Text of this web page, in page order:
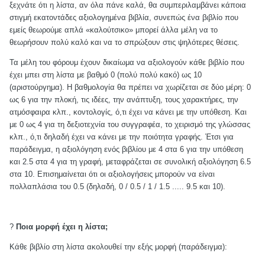
ξεχνάτε ότι η λίστα, αν όλα πάνε καλά, θα συμπεριλαμβάνει κάποια
στιγμή εκατοντάδες αξιολογημένα βιβλία, συνεπώς ένα βιβλίο που
εμείς θεωρούμε απλά «καλούτσικο» μπορεί άλλα μέλη να το
θεωρήσουν πολύ καλό και να το σπρώξουν στις ψηλότερες θέσεις.
Τα μέλη του φόρουμ έχουν δικαίωμα να αξιολογούν κάθε βιβλίο που
έχει μπει στη λίστα με βαθμό 0 (πολύ πολύ κακό) ως 10
(αριστούργημα). Η βαθμολογία θα πρέπει να χωρίζεται σε δύο μέρη: 0
ως 6 για την πλοκή, τις ιδέες, την ανάπτυξη, τους χαρακτήρες, την
ατμόσφαιρα κλπ., κοντολογίς, ό,τι έχει να κάνει με την υπόθεση. Και
με 0 ως 4 για τη δεξιοτεχνία του συγγραφέα, το χειρισμό της γλώσσας
κλπ., ό,τι δηλαδή έχει να κάνει με την ποιότητα γραφής. Έτσι για
παράδειγμα, η αξιολόγηση ενός βιβλίου με 4 στα 6 για την υπόθεση
και 2.5 στα 4 για τη γραφή, μεταφράζεται σε συνολική αξιολόγηση 6.5
στα 10. Επισημαίνεται ότι οι αξιολογήσεις μπορούν να είναι
πολλαπλάσια του 0.5 (δηλαδή, 0 / 0.5 / 1 / 1.5 ..... 9.5 και 10).
? Ποια μορφή έχει η λίστα;
Κάθε βιβλίο στη λίστα ακολουθεί την εξής μορφή (παράδειγμα):